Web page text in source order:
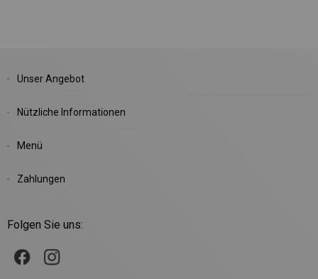
Unser Angebot
Nützliche Informationen
Menü
Zahlungen
Folgen Sie uns: